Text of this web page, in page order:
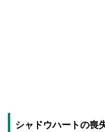
シャドウハートの喪